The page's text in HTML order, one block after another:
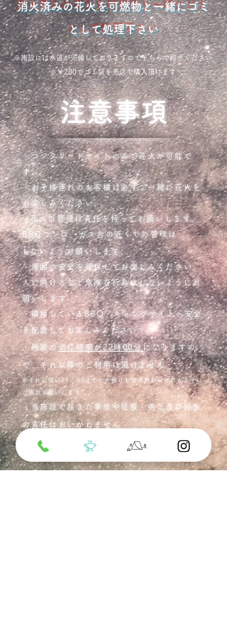
​消火済みの花火を可燃物と一緒にゴミ
として処理下さい
​※施設には水道が完備しておりますのでそちらで給水ください
​※￥200でゴミ袋を売店で購入頂けます
・コンクリートサイトのみで花火が可能で
す。
・お子様連れのお客様は必ずご一緒に花火を
お楽しみください。
​・花火の管理は責任を持ってお願いします。
BBQコンロ、ガス台の近くでの管理は
​しないようお願いします。
・周囲の安全を確保してお楽しみください。
人に向けるなど危険な行為はしないようにお
願いします。
・隣接しているBBQ・キャンプサイトへ安全
を配慮してお楽しみください
・施設の 消灯時間が22時00分になりますの
で、それ以降のご利用は頂けません
​※それに従い21：00までに片付けも含め終わらせれるように
ご協力お願いします
・当施設で起きた事故や怪我・病気及び紛失
の責任はおいかねません
​注意事項